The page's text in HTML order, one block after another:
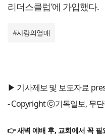
리더스클럽’에 가입했다.
#사랑의열매
▶ 기사제보 및 보도자료
- Copyright ⓒ기독일보, 무
👉 새벽 예배 후, 교회에서 꼭 필